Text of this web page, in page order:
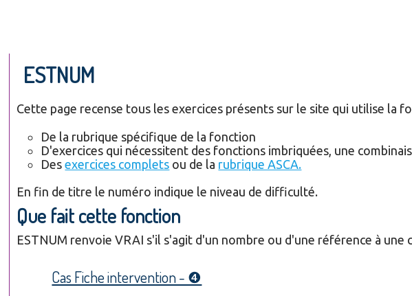
ESTNUM
Cette page recense tous les exercices présents sur le site qui utilise la
De la rubrique spécifique de la fonction
D'exercices qui nécessitent des fonctions imbriquées, une
Desexercices complets ou de la rubrique ASCA.
En fin de titre le numéro indique le niveau de difficulté.
Que fait cette fonction
ESTNUM renvoie VRAI s'il s'agit d'un nombre ou d'une référence à
Cas Fiche intervention - ❹